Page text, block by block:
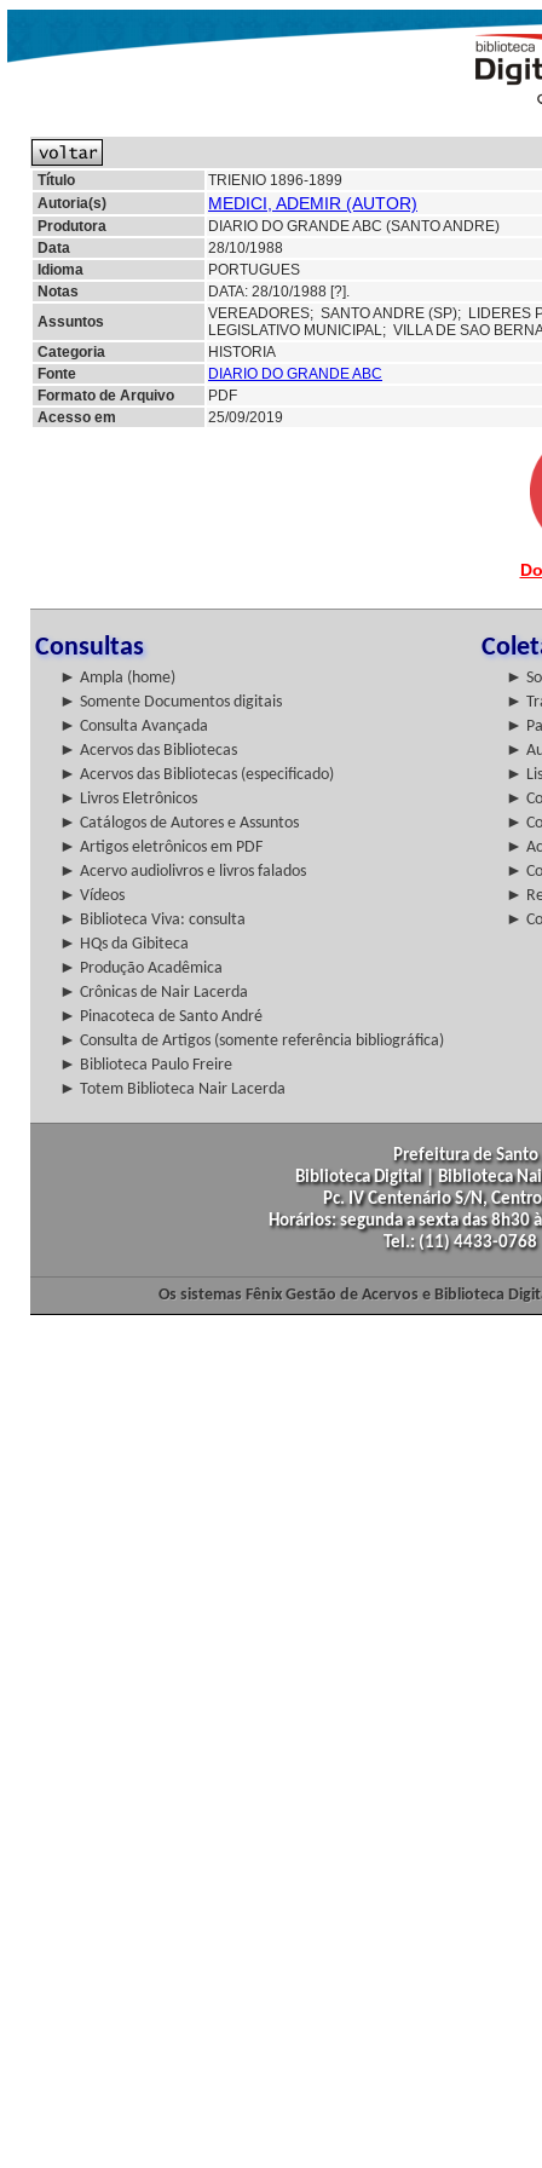
Título
TRIENIO 1896-1899
Autoria(s)
MEDICI, ADEMIR (AUTOR)
Produtora
DIARIO DO GRANDE ABC (SANTO ANDRE)
Data
28/10/1988
Idioma
PORTUGUES
Notas
DATA: 28/10/1988 [?].
Assuntos
VEREADORES; SANTO ANDRE (SP); LIDERES
LEGISLATIVO MUNICIPAL; VILLA DE SAO
Categoria
HISTORIA
Fonte
DIARIO DO GRANDE ABC
Formato de Arquivo
PDF
Acesso em
25/09/2019
Consultas
► Ampla (home)
►
► Somente Documentos digitais
►
► Consulta Avançada
►
► Acervos das Bibliotecas
►
► Acervos das Bibliotecas (especificado)
►
► Livros Eletrônicos
►
► Catálogos de Autores e Assuntos
►
► Artigos eletrônicos em PDF
►
► Acervo audiolivros e livros falados
►
► Vídeos
►
► Biblioteca Viva: consulta
►
► HQs da Gibiteca
► Produção Acadêmica
► Crônicas de Nair Lacerda
► Pinacoteca de Santo André
► Consulta de Artigos (somente referência bibliográfica)
► Biblioteca Paulo Freire
► Totem Biblioteca Nair Lacerda
Prefeitura de
Biblioteca Digital | Biblioteca
Pc. IV Centenário S/N,
Horários: segunda a sexta das
Tel.: (11) 4433-
Os sistemas Fênix Gestão de Acervos e Biblioteca